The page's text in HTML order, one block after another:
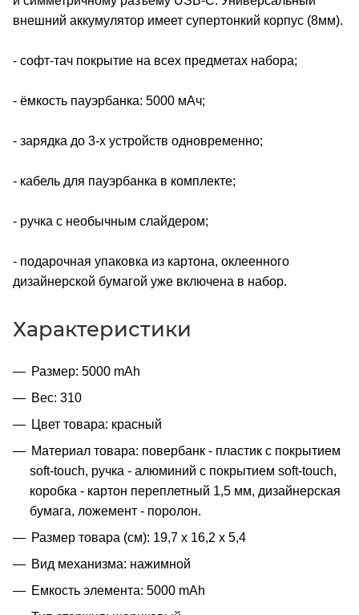
внешний аккумулятор имеет супертонкий корпус (8мм).
- софт-тач покрытие на всех предметах набора;
- ёмкость пауэрбанка: 5000 мАч;
- зарядка до 3-х устройств одновременно;
- кабель для пауэрбанка в комплекте;
- ручка с необычным слайдером;
- подарочная упаковка из картона, оклеенного
дизайнерской бумагой уже включена в набор.
Характеристики
Размер: 5000 mAh
Вес: 310
Цвет товара: красный
Материал товара: повербанк - пластик с покрытием
soft-touch, ручка - алюминий с покрытием soft-touch,
коробка - картон переплетный 1,5 мм, дизайнерская
бумага, ложемент - поролон.
Размер товара (см): 19,7 х 16,2 х 5,4
Вид механизма: нажимной
Емкость элемента: 5000 mAh